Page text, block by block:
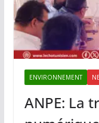
ENVIRONNEMENT
ANPE: La